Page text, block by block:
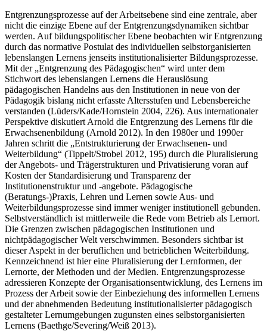
Entgrenzungsprozesse auf der Arbeitsebene sind eine zentrale, aber
nicht die einzige Ebene auf der Entgrenzungsdynamiken sichtbar
werden. Auf bildungspolitischer Ebene beobachten wir Entgrenzung
durch das normative Postulat des individuellen selbstorganisierten
lebenslangen Lernens jenseits institutionalisierter Bildungsprozesse.
Mit der „Entgrenzung des Pädagogischen“ wird unter dem
Stichwort des lebenslangen Lernens die Herauslösung
pädagogischen Handelns aus den Institutionen in neue von der
Pädagogik bislang nicht erfasste Altersstufen und Lebensbereiche
verstanden (Lüders/Kade/Hornstein 2004, 226). Aus internationaler
Perspektive diskutiert Arnold die Entgrenzung des Lernens für die
Erwachsenenbildung (Arnold 2012). In den 1980er und 1990er
Jahren schritt die „Entstrukturierung der Erwachsenen- und
Weiterbildung“ (Tippelt/Strobel 2012, 195) durch die Pluralisierung
der Angebots- und Trägerstrukturen und Privatisierung voran auf
Kosten der Standardisierung und Transparenz der
Institutionenstruktur und -angebote. Pädagogische
(Beratungs-)Praxis, Lehren und Lernen sowie Aus- und
Weiterbildungsprozesse sind immer weniger institutionell gebunden.
Selbstverständlich ist mittlerweile die Rede vom Betrieb als Lernort.
Die Grenzen zwischen pädagogischen Institutionen und
nichtpädagogischer Welt verschwimmen. Besonders sichtbar ist
dieser Aspekt in der beruflichen und betrieblichen Weiterbildung.
Kennzeichnend ist hier eine Pluralisierung der Lernformen, der
Lernorte, der Methoden und der Medien. Entgrenzungsprozesse
adressieren Konzepte der Organisationsentwicklung, des Lernens im
Prozess der Arbeit sowie der Einbeziehung des informellen Lernens
und der abnehmenden Bedeutung institutionalisierter pädagogisch
gestalteter Lernumgebungen zugunsten eines selbstorganisierten
Lernens (Baethge/Severing/Weiß 2013).